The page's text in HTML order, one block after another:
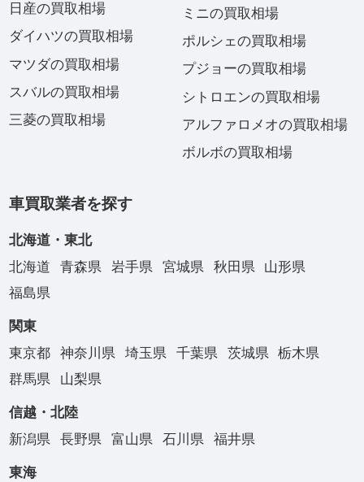
日産の買取相場
ダイハツの買取相場
マツダの買取相場
スバルの買取相場
三菱の買取相場
ミニの買取相場
ポルシェの買取相場
プジョーの買取相場
シトロエンの買取相場
アルファロメオの買取相場
ボルボの買取相場
車買取業者を探す
北海道・東北
北海道
青森県 岩手県 宮城県 秋田県
山形県
福島県
関東
東京都
神奈川県 埼玉県 千葉県 茨城県
栃木県
群馬県
山梨県
信越・北陸
新潟県
長野県 富山県 石川県 福井県
東海